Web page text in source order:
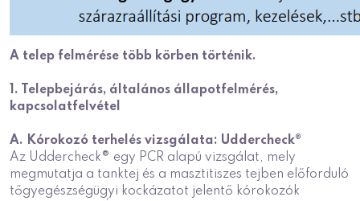
A telep felmérése több körben történik.
1. Telepbejárás, általános állapotfelmérés,
kapcsolatfelvétel
A. Kórokozó terhelés vizsgálata: Uddercheck®
Az Uddercheck® egy PCR alapú vizsgálat, mely
megmutatja a tanktej és a masztitiszes tejben előforduló
tőgyegészségügyi kockázatot jelentő kórokozók